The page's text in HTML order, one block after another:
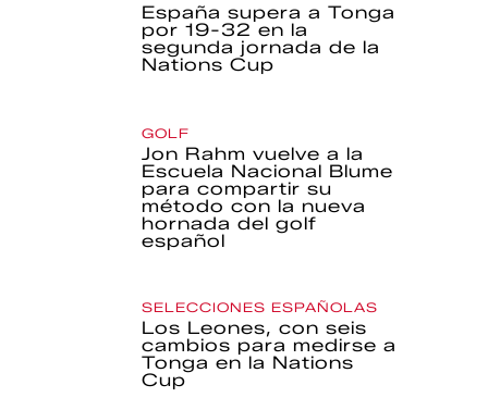
España supera a Tonga
por 19-32 en la
segunda jornada de la
Nations Cup
GOLF
Jon Rahm vuelve a la
Escuela Nacional Blume
para compartir su
método con la nueva
hornada del golf
español
SELECCIONES ESPAÑOLAS
Los Leones, con seis
cambios para medirse a
Tonga en la Nations
Cup